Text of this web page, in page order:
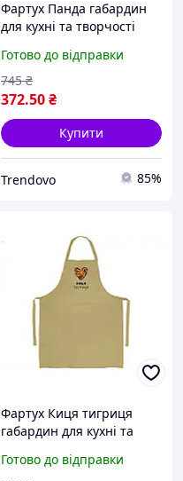
Фартух Панда габардин
для кухні та творчості
аксесуар для роботи та
готування
Готово до відправки
372.50₴
745 ₴
Купити
Trendovo 85%
Фартух Киця тигриця
габардин для кухні та
стильний для захисту
Готово до відправки